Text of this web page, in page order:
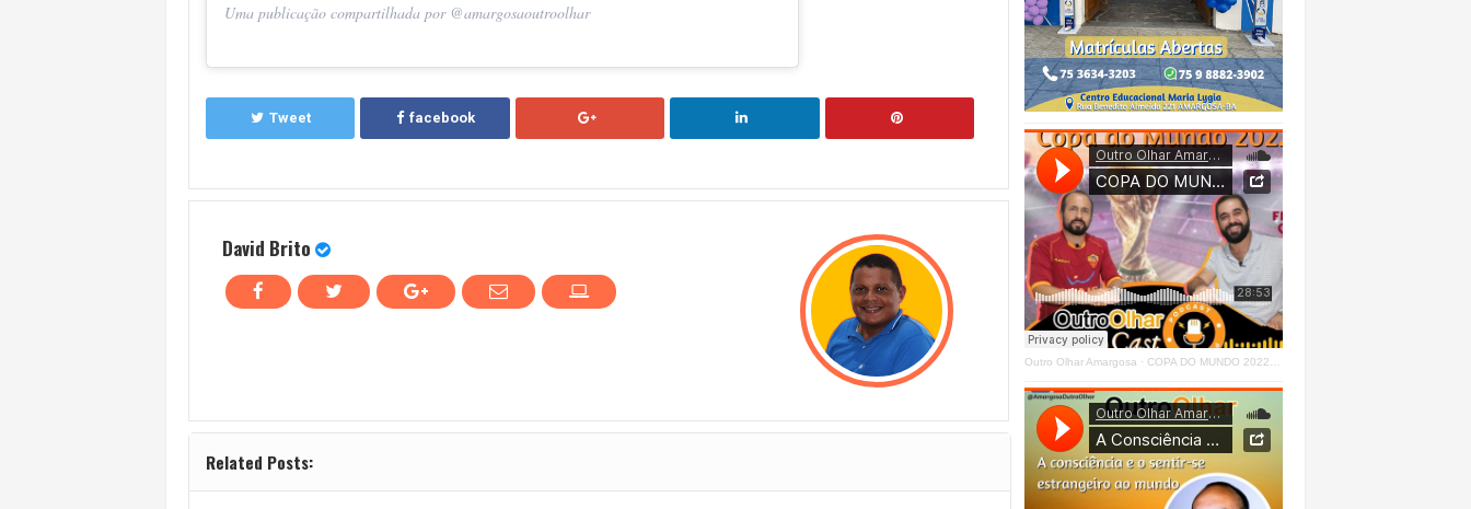
Uma publicação compartilhada por @amargosaoutroolhar
Tweet facebook
David Brito
Related Posts:
Outro Olhar Amargosa · COPA DO MUNDO 2022 - OUTRO OLHAR CAST #O1 Right